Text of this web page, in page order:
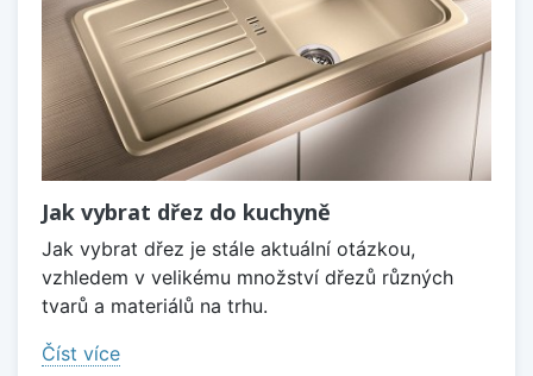
Jak vybrat dřez do kuchyně
Jak vybrat dřez je stále aktuální otázkou,
vzhledem v velikému množství dřezů různých
tvarů a materiálů na trhu.
Číst více